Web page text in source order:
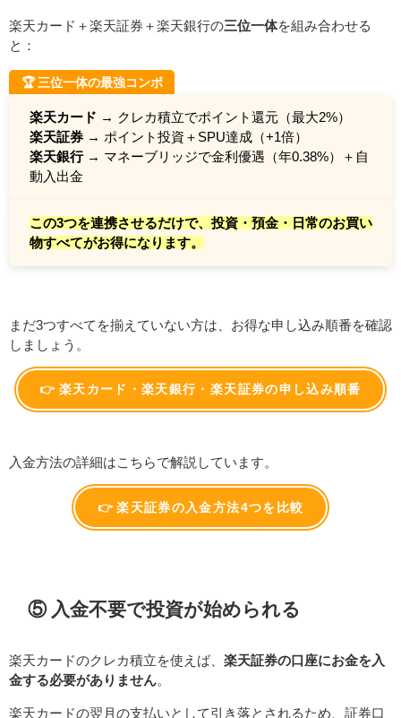
楽天カード＋楽天証券＋楽天銀行の三位一体を組み合わせる
と：
🏆 三位一体の最強コンボ
楽天カード → クレカ積立でポイント還元（最大2%）
楽天証券→ ポイント投資＋SPU達成（+1倍）
楽天銀行→ マネーブリッジで金利優遇（年0.38%）＋自
動入出金
この3つを連携させるだけで、投資・預金・日常のお買い
物すべてがお得になります。
まだ3つすべてを揃えていない方は、お得な申し込み順番を確認
しましょう。
👉 楽天カード・楽天銀行・楽天証券の申し込み順番
入金方法の詳細はこちらで解説しています。
👉 楽天証券の入金方法4つを比較
⑤ 入金不要で投資が始められる
楽天カードのクレカ積立を使えば、 楽天証券の口座にお金を入
金する必要がありません。
楽天カードの翌月の支払いとして引き落とされるため、証券口